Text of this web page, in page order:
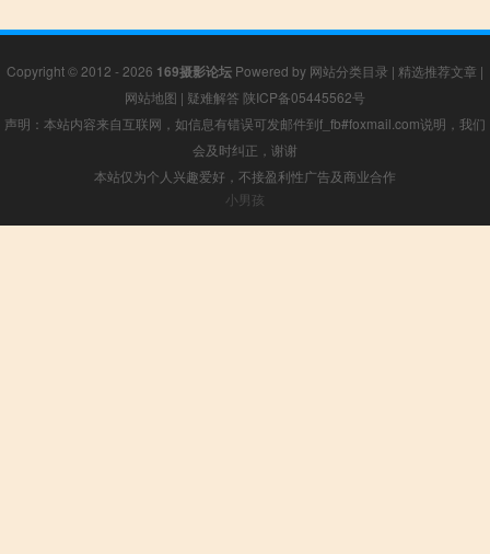
Copyright © 2012 - 2026 169摄影论坛 Powered by 网站分类目录 | 精选推荐文章 |
网站地图 | 疑难解答 陕ICP备05445562号
声明：本站内容来自互联网，如信息有错误可发邮件到f_fb#foxmail.com说明，我们
会及时纠正，谢谢
本站仅为个人兴趣爱好，不接盈利性广告及商业合作
小男孩